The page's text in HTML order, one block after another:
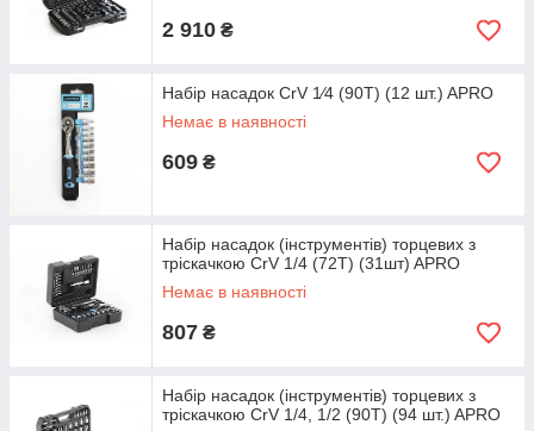
2 910 ₴
Набір насадок CrV 1⁄4 (90Т) (12 шт.) APRO
Немає в наявності
609 ₴
Набір насадок (інструментів) торцевих з
тріскачкою CrV 1/4 (72Т) (31шт) APRO
Немає в наявності
807 ₴
Набір насадок (інструментів) торцевих з
тріскачкою CrV 1/4, 1/2 (90Т) (94 шт.) APRO